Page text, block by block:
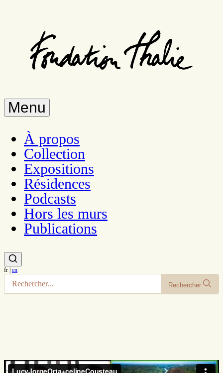
Menu
À propos
Collection
Expositions
Résidences
Podcasts
Hors les murs
Publications
fr | en
Rechercher